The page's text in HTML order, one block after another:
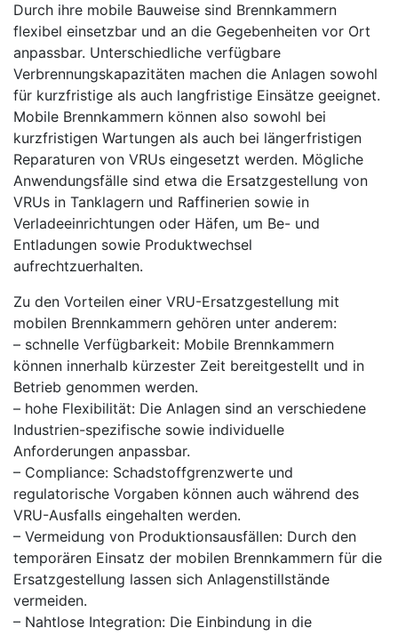
Durch ihre mobile Bauweise sind Brennkammern
flexibel einsetzbar und an die Gegebenheiten vor Ort
anpassbar. Unterschiedliche verfügbare
Verbrennungskapazitäten machen die Anlagen sowohl
für kurzfristige als auch langfristige Einsätze geeignet.
Mobile Brennkammern können also sowohl bei
kurzfristigen Wartungen als auch bei längerfristigen
Reparaturen von VRUs eingesetzt werden. Mögliche
Anwendungsfälle sind etwa die Ersatzgestellung von
VRUs in Tanklagern und Raffinerien sowie in
Verladeeinrichtungen oder Häfen, um Be- und
Entladungen sowie Produktwechsel
aufrechtzuerhalten.
Zu den Vorteilen einer VRU-Ersatzgestellung mit
mobilen Brennkammern gehören unter anderem:
– schnelle Verfügbarkeit: Mobile Brennkammern
können innerhalb kürzester Zeit bereitgestellt und in
Betrieb genommen werden.
– hohe Flexibilität: Die Anlagen sind an verschiedene
Industrien-spezifische sowie individuelle
Anforderungen anpassbar.
– Compliance: Schadstoffgrenzwerte und
regulatorische Vorgaben können auch während des
VRU-Ausfalls eingehalten werden.
– Vermeidung von Produktionsausfällen: Durch den
temporären Einsatz der mobilen Brennkammern für die
Ersatzgestellung lassen sich Anlagenstillstände
vermeiden.
– Nahtlose Integration: Die Einbindung in die